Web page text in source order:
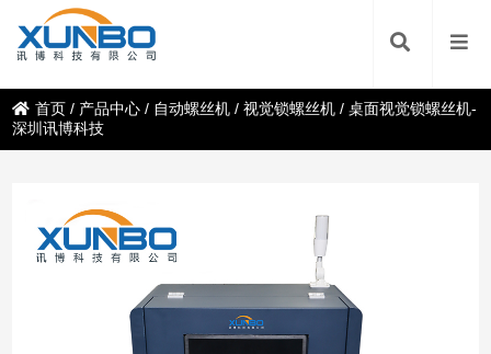
首页 / 产品中心 / 自动螺丝机 /视觉锁螺丝机 /桌面视觉锁螺丝机-
深圳讯博科技